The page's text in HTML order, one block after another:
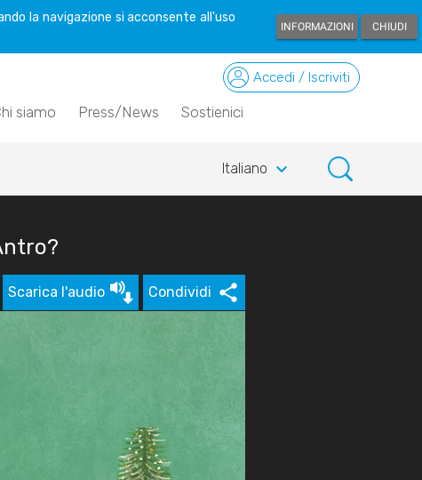
la navigazione si acconsente all'uso
INFORMAZIONI CHIUDI
siamo Press/News Sostienici
Accedi / Iscriviti
Italiano keyboard_arrow_down
Scarica l'audio Condividi